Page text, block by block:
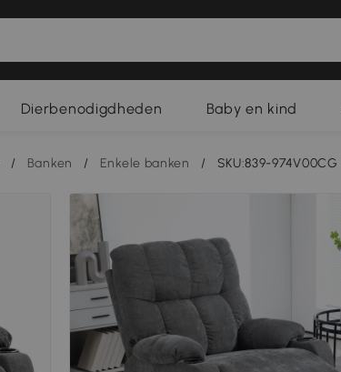
Dierbenodigdheden Baby en kind
/ Banken / Enkele banken / SKU:839-974V00CG